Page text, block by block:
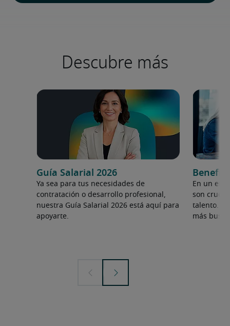
Descubre más
Guía Salarial 2026
Ya sea para tus necesidades de
contratación o desarrollo profesional,
nuestra Guía Salarial 2026 está aquí para
apoyarte.
En un
son
talento.
más